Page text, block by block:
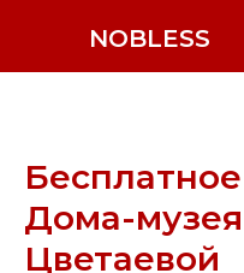
NOBLESS
Дома-
Цветаевой